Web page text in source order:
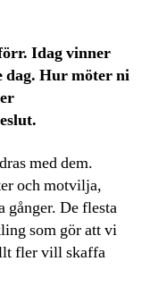
Idag vinner
Hur möter ni
med dem.
och motvilja,
gånger. De flesta
som gör att vi
fler vill skaffa